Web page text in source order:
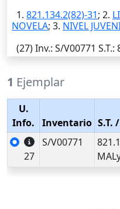
1. 821.134.2(82)-31; 2.
NOVELA; 3. NIVEL
(27)Inv.: S/V00771 S.T.:
1 Ejemplar
U.
Info.
Inventario S.T.
27
S/V00771